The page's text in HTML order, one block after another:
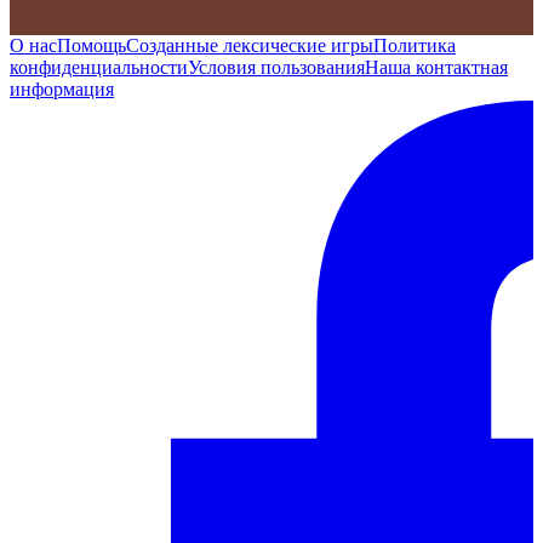
О насПомощьСозданные лексические игрыПолитика
конфиденциальностиУсловия пользованияНаша контактная
информация